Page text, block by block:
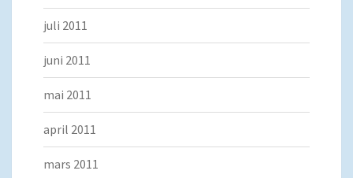
juli 2011
juni 2011
mai 2011
april 2011
mars 2011